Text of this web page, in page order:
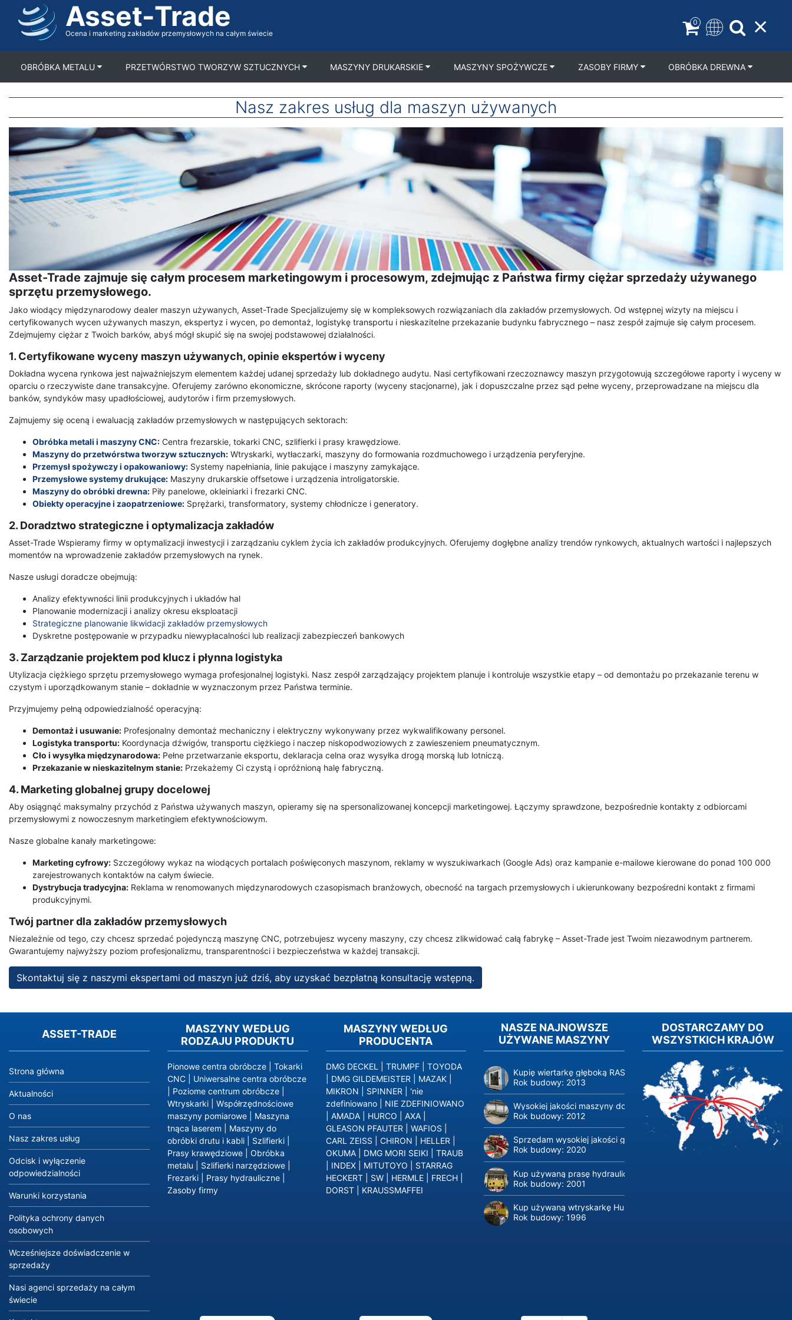
Asset-Trade
Ocena i marketing zakładów przemysłowych na całym świecie
0
OBRÓBKA METALU PRZETWÓRSTWO TWORZYW SZTUCZNYCH MASZYNY DRUKARSKIE MASZYNY SPOŻYWCZE ZASOBY FIRMY OBRÓBKA DREWNA
Nasz zakres usług dla maszyn używanych
medialny
Asset-Trade zajmuje się całym procesem marketingowym i procesowym, zdejmując z Państwa firmy ciężar sprzedaży używanego
sprzętu przemysłowego.
Jako wiodący międzynarodowy dealer maszyn używanych, Asset-Trade Specjalizujemy się w kompleksowych rozwiązaniach dla zakładów przemysłowych. Od wstępnej wizyty na miejscu i
certyfikowanych wycen używanych maszyn, ekspertyz i wycen, po demontaż, logistykę transportu i nieskazitelne przekazanie budynku fabrycznego – nasz zespół zajmuje się całym procesem.
Zdejmujemy ciężar z Twoich barków, abyś mógł skupić się na swojej podstawowej działalności.
1. Certyfikowane wyceny maszyn używanych, opinie ekspertów i wyceny
Dokładna wycena rynkowa jest najważniejszym elementem każdej udanej sprzedaży lub dokładnego audytu. Nasi certyfikowani rzeczoznawcy maszyn przygotowują szczegółowe raporty i wyceny w
oparciu o rzeczywiste dane transakcyjne. Oferujemy zarówno ekonomiczne, skrócone raporty (wyceny stacjonarne), jak i dopuszczalne przez sąd pełne wyceny, przeprowadzane na miejscu dla
banków, syndyków masy upadłościowej, audytorów i firm przemysłowych.
Zajmujemy się oceną i ewaluacją zakładów przemysłowych w następujących sektorach:
Obróbka metali i maszyny CNC: Centra frezarskie, tokarki CNC, szlifierki i prasy krawędziowe.
Maszyny do przetwórstwa tworzyw sztucznych: Wtryskarki, wytłaczarki, maszyny do formowania rozdmuchowego i urządzenia peryferyjne.
Przemysł spożywczy i opakowaniowy: Systemy napełniania, linie pakujące i maszyny zamykające.
Przemysłowe systemy drukujące: Maszyny drukarskie offsetowe i urządzenia introligatorskie.
Maszyny do obróbki drewna: Piły panelowe, okleiniarki i frezarki CNC.
Obiekty operacyjne i zaopatrzeniowe: Sprężarki, transformatory, systemy chłodnicze i generatory.
2. Doradztwo strategiczne i optymalizacja zakładów
Asset-Trade Wspieramy firmy w optymalizacji inwestycji i zarządzaniu cyklem życia ich zakładów produkcyjnych. Oferujemy dogłębne analizy trendów rynkowych, aktualnych wartości i najlepszych
momentów na wprowadzenie zakładów przemysłowych na rynek.
Nasze usługi doradcze obejmują:
Analizy efektywności linii produkcyjnych i układów hal
Planowanie modernizacji i analizy okresu eksploatacji
Strategiczne planowanie likwidacji zakładów przemysłowych
Dyskretne postępowanie w przypadku niewypłacalności lub realizacji zabezpieczeń bankowych
3. Zarządzanie projektem pod klucz i płynna logistyka
Utylizacja ciężkiego sprzętu przemysłowego wymaga profesjonalnej logistyki. Nasz zespół zarządzający projektem planuje i kontroluje wszystkie etapy – od demontażu po przekazanie terenu w
czystym i uporządkowanym stanie – dokładnie w wyznaczonym przez Państwa terminie.
Przyjmujemy pełną odpowiedzialność operacyjną:
Demontaż i usuwanie: Profesjonalny demontaż mechaniczny i elektryczny wykonywany przez wykwalifikowany personel.
Logistyka transportu: Koordynacja dźwigów, transportu ciężkiego i naczep niskopodwoziowych z zawieszeniem pneumatycznym.
Cło i wysyłka międzynarodowa: Pełne przetwarzanie eksportu, deklaracja celna oraz wysyłka drogą morską lub lotniczą.
Przekazanie w nieskazitelnym stanie: Przekażemy Ci czystą i opróżnioną halę fabryczną.
4. Marketing globalnej grupy docelowej
Aby osiągnąć maksymalny przychód z Państwa używanych maszyn, opieramy się na spersonalizowanej koncepcji marketingowej. Łączymy sprawdzone, bezpośrednie kontakty z odbiorcami
przemysłowymi z nowoczesnym marketingiem efektywnościowym.
Nasze globalne kanały marketingowe:
Marketing cyfrowy: Szczegółowy wykaz na wiodących portalach poświęconych maszynom, reklamy w wyszukiwarkach (Google Ads) oraz kampanie e-mailowe kierowane do ponad 100 000
zarejestrowanych kontaktów na całym świecie.
Dystrybucja tradycyjna: Reklama w renomowanych międzynarodowych czasopismach branżowych, obecność na targach przemysłowych i ukierunkowany bezpośredni kontakt z firmami
produkcyjnymi.
Twój partner dla zakładów przemysłowych
Niezależnie od tego, czy chcesz sprzedać pojedynczą maszynę CNC, potrzebujesz wyceny maszyny, czy chcesz zlikwidować całą fabrykę – Asset-Trade jest Twoim niezawodnym partnerem.
Gwarantujemy najwyższy poziom profesjonalizmu, transparentności i bezpieczeństwa w każdej transakcji.
Skontaktuj się z naszymi ekspertami od maszyn już dziś, aby uzyskać bezpłatną konsultację wstępną.
ASSET-TRADE
Strona główna
Aktualności
O nas
Nasz zakres usług
Odcisk i wyłączenie
odpowiedzialności
Warunki korzystania
Polityka ochrony danych
osobowych
Wcześniejsze doświadczenie w
sprzedaży
Nasi agenci sprzedaży na całym
świecie
NASZE NAJNOWSZE
UŻYWANE MASZYNY
Kupię wiertarkę głęboką RASOMA FZS 3200 (rok produkcji 2014,
Rok budowy: 2013
Wysokiej jakości maszyny do produkcji i obróbki szkła płaskiego firmy
Rok budowy: 2012
Sprzedam wysokiej jakości giętarkę do rur CNC Transfluid DB 642-
Rok budowy: 2020
Kup używaną prasę hydrauliczną ONAPRES o nacisku 800 ton
Rok budowy: 2001
Kup używaną wtryskarkę Husky E 3150 RS 170/155
Rok budowy:1996
MASZYNY WEDŁUG
RODZAJU PRODUKTU
Pionowe centra obróbcze
Tokarki
CNC
Uniwersalne centra obróbcze
Poziome centrum obróbcze
Wtryskarki
Współrzędnościowe
maszyny pomiarowe
Maszyna
tnąca laserem
Maszyny do
obróbki drutu i kabli
Szlifierki
Prasy krawędziowe
Obróbka
metalu
Szlifierki narzędziowe
Frezarki
Prasy hydrauliczne
Zasoby firmy
MASZYNY WEDŁUG
PRODUCENTA
DMG DECKEL TRUMPF
TOYODA
DMG GILDEMEISTER MAZAK
MIKRON
SPINNER
'nie
zdefiniowano
NIE ZDEFINIOWANO
AMADA HURCO AXA
GLEASON PFAUTER
WAFIOS
CARL ZEISS
CHIRON HELLER
OKUMA
DMG MORI SEIKI
TRAUB
INDEX MITUTOYO
STARRAG
HECKERT
SW HERMLE FRECH
DORST
KRAUSSMAFFEI
DOSTARCZAMY DO
WSZYSTKICH KRAJÓW